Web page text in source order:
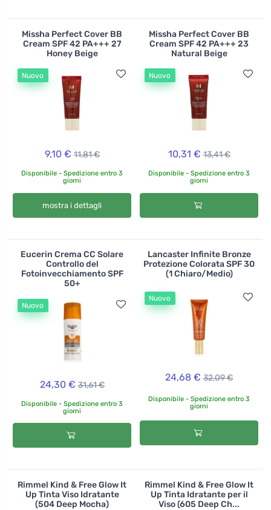
Missha Perfect Cover BB
Cream SPF 42 PA+++ 27
Honey Beige
Nuovo
9,10 € 11,81 €
Disponibile - Spedizione entro 3
giorni
mostra i dettagli
Missha Perfect Cover BB
Cream SPF 42 PA+++ 23
Natural Beige
Nuovo
10,31 € 13,41 €
Disponibile - Spedizione entro 3
giorni
Eucerin Crema CC Solare
Controllo del
Fotoinvecchiamento SPF
50+
Nuovo
24,30 € 31,61 €
Disponibile - Spedizione entro 3
giorni
Lancaster Infinite Bronze
Protezione Colorata SPF 30
(1 Chiaro/Medio)
Nuovo
24,68 € 32,09 €
Disponibile - Spedizione entro 3
giorni
Rimmel Kind & Free Glow It
Up Tinta Viso Idratante
(504 Deep Mocha)
Rimmel Kind & Free Glow It
Up Tinta Idratante per il
Viso (605 Deep Ch...